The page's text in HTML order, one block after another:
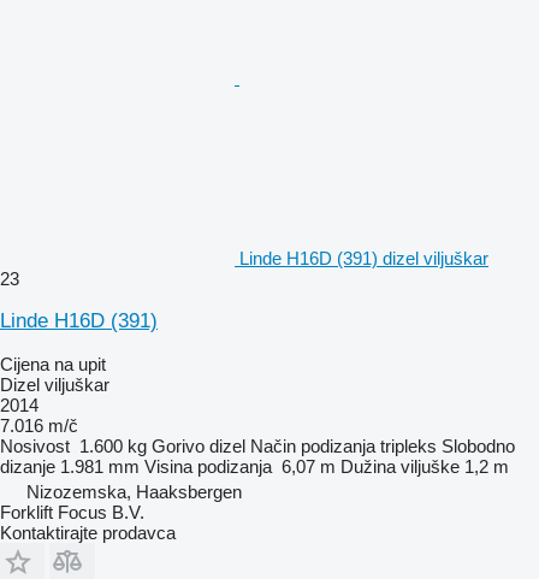
Linde H16D (391) dizel viljuškar
23
Linde H16D (391)
Cijena na upit
Dizel viljuškar
2014
7.016 m/č
Nosivost 1.600 kg Gorivo dizel Način podizanja tripleks Slobodno
dizanje 1.981 mm Visina podizanja 6,07 m Dužina viljuške 1,2 m
Nizozemska, Haaksbergen
Forklift Focus B.V.
Kontaktirajte prodavca